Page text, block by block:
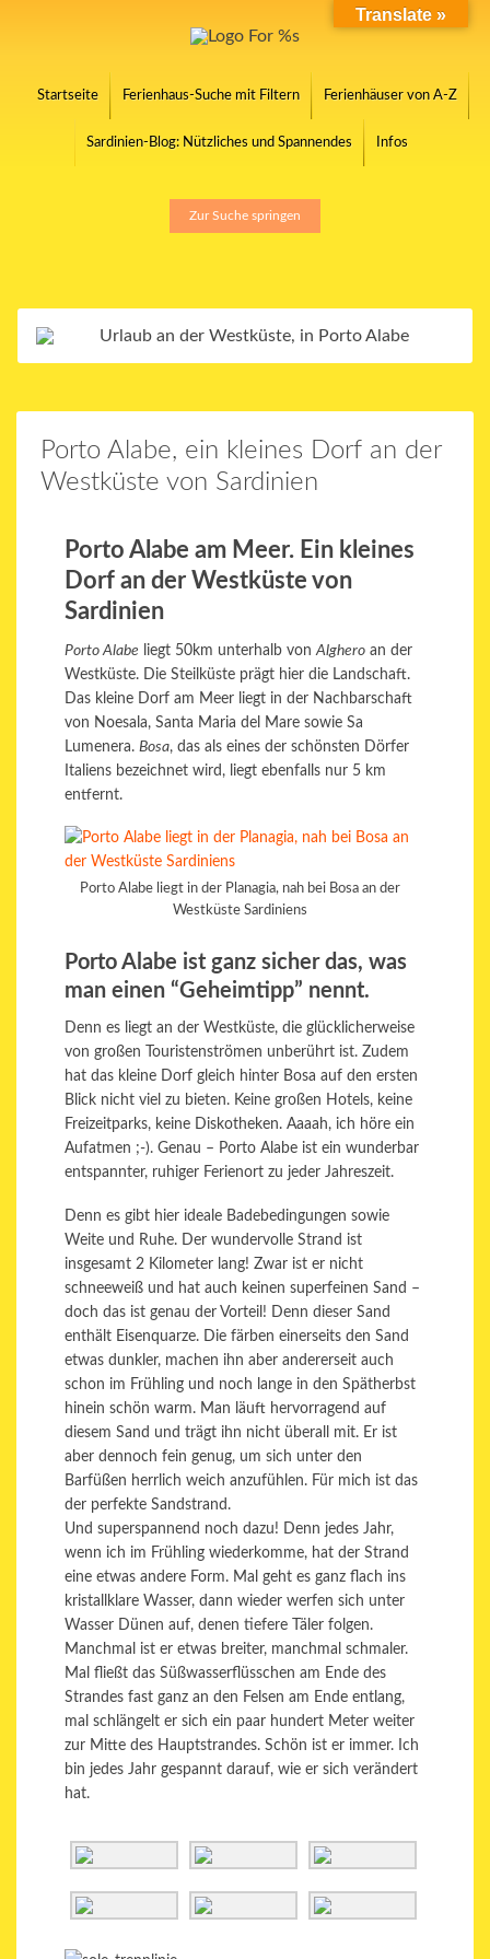
Startseite Ferienhaus-Suche mit Filtern Ferienhäuser von A-Z
Sardinien-Blog: Nützliches und Spannendes Infos
Zur Suche springen
Porto Alabe, ein kleines Dorf an der
Westküste von Sardinien
Porto Alabe am Meer. Ein kleines
Dorf an der Westküste von
Sardinien
Porto Alabe liegt 50km unterhalb von Alghero an der
Westküste. Die Steilküste prägt hier die Landschaft.
Das kleine Dorf am Meer liegt in der Nachbarschaft
von Noesala, Santa Maria del Mare sowie Sa
Lumenera. Bosa, das als eines der schönsten Dörfer
Italiens bezeichnet wird, liegt ebenfalls nur 5 km
entfernt.
Porto Alabe liegt in der Planagia, nah bei Bosa an der
Westküste Sardiniens
Porto Alabe ist ganz sicher das, was
man einen “Geheimtipp” nennt.
Denn es liegt an der Westküste, die glücklicherweise
von großen Touristenströmen unberührt ist. Zudem
hat das kleine Dorf gleich hinter Bosa auf den ersten
Blick nicht viel zu bieten. Keine großen Hotels, keine
Freizeitparks, keine Diskotheken. Aaaah, ich höre ein
Aufatmen ;-). Genau – Porto Alabe ist ein wunderbar
entspannter, ruhiger Ferienort zu jeder Jahreszeit.
Denn es gibt hier ideale Badebedingungen sowie
Weite und Ruhe. Der wundervolle Strand ist
insgesamt 2 Kilometer lang! Zwar ist er nicht
schneeweiß und hat auch keinen superfeinen Sand –
doch das ist genau der Vorteil! Denn dieser Sand
enthält Eisenquarze. Die färben einerseits den Sand
etwas dunkler, machen ihn aber andererseit auch
schon im Frühling und noch lange in den Spätherbst
hinein schön warm. Man läuft hervorragend auf
diesem Sand und trägt ihn nicht überall mit. Er ist
aber dennoch fein genug, um sich unter den
Barfüßen herrlich weich anzufühlen. Für mich ist das
der perfekte Sandstrand.
Und superspannend noch dazu! Denn jedes Jahr,
wenn ich im Frühling wiederkomme, hat der Strand
eine etwas andere Form. Mal geht es ganz flach ins
kristallklare Wasser, dann wieder werfen sich unter
Wasser Dünen auf, denen tiefere Täler folgen.
Manchmal ist er etwas breiter, manchmal schmaler.
Mal fließt das Süßwasserflüsschen am Ende des
Strandes fast ganz an den Felsen am Ende entlang,
mal schlängelt er sich ein paar hundert Meter weiter
zur Mitte des Hauptstrandes. Schön ist er immer. Ich
bin jedes Jahr gespannt darauf, wie er sich verändert
hat.
Translate »